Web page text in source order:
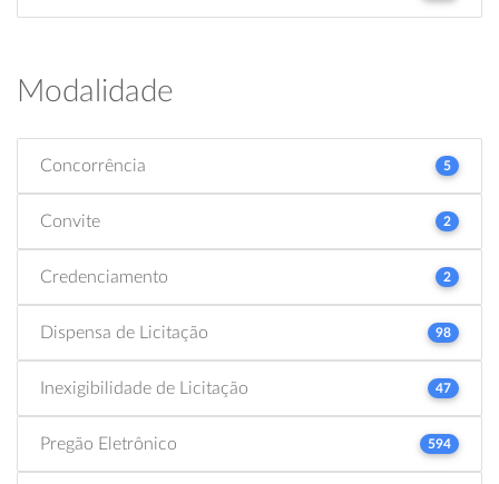
Modalidade
Concorrência 5
Convite 2
Credenciamento 2
Dispensa de Licitação 98
Inexigibilidade de Licitação 47
Pregão Eletrônico 594